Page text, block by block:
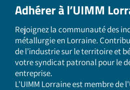
Adhérer à l’UIMM
Rejoignez la communauté des
métallurgie en Lorraine.
de l’industrie sur le territoire et
votre syndicat patronal pour le
entreprise.
L'UIMM Lorraine est membre de